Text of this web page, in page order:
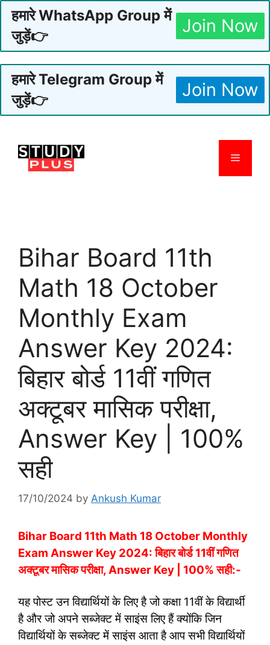
हमारे WhatsApp Group में
जुड़ें👉
Join Now
हमारे Telegram Group में
जुड़ें👉
Join Now
content
Menu
Bihar Board 11th
Math 18 October
Monthly Exam
Answer Key 2024:
बिहार बोर्ड 11वीं गणित
अक्टूबर मासिक परीक्षा,
Answer Key | 100%
सही
17/10/2024 by Ankush Kumar
Bihar Board 11th Math 18 October Monthly
Exam Answer Key 2024: बिहार बोर्ड 11वीं गणित
अक्टूबर मासिक परीक्षा, Answer Key | 100% सही:-
यह पोस्ट उन विद्यार्थियों के लिए है जो कक्षा 11वीं के विद्यार्थी
है और जो अपने सब्जेक्ट में साइंस लिए हैं क्योंकि जिन
विद्यार्थियों के सब्जेक्ट में साइंस आता है आप सभी विद्यार्थियों